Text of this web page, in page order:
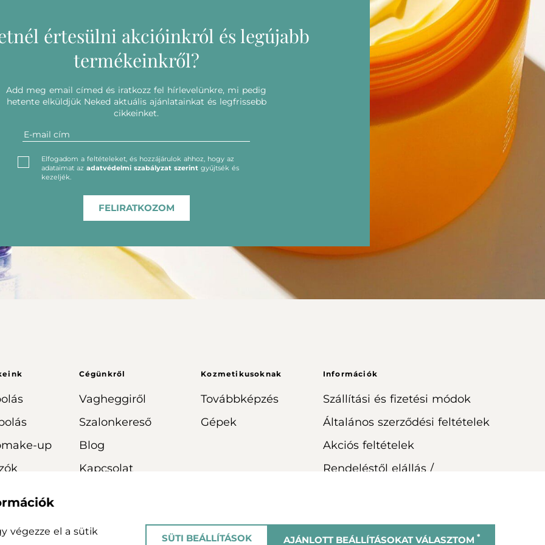
értesülni akcióinkról és legújabb
termékeinkről?
Add meg email címed és iratkozz fel hírlevelünkre, mi pedig
hetente elküldjük Neked aktuális ajánlatainkat és legfrissebb
cikkeinket.
Elfogadom a feltételeket, és hozzájárulok ahhoz, hogy az
adataimat az adatvédelmi szabályzat szerint gyűjtsék és
kezeljék.
FELIRATKOZOM
up
Cégünkről
Vagheggiről
Szalonkereső
Blog
Kapcsolat
Kozmetikusoknak
Továbbképzés
Gépek
Információk
Szállítási és fizetési módok
Általános szerződési feltételek
Akciós feltételek
Rendeléstől elállás /
végezze el a sütik
SÜTI BEÁLLÍTÁSOK AJÁNLOTT BEÁLLÍTÁSOKAT VÁLASZTOM *